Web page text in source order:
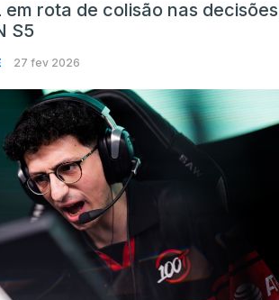
em rota de colisão nas decisões
S5
27 fev 2026